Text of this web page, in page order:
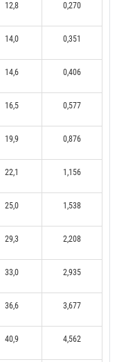
12,8 0,270
14,0 0,351
14,6 0,406
16,5 0,577
19,9 0,876
22,1 1,156
25,0 1,538
29,3 2,208
33,0 2,935
36,6 3,677
40,9 4,562